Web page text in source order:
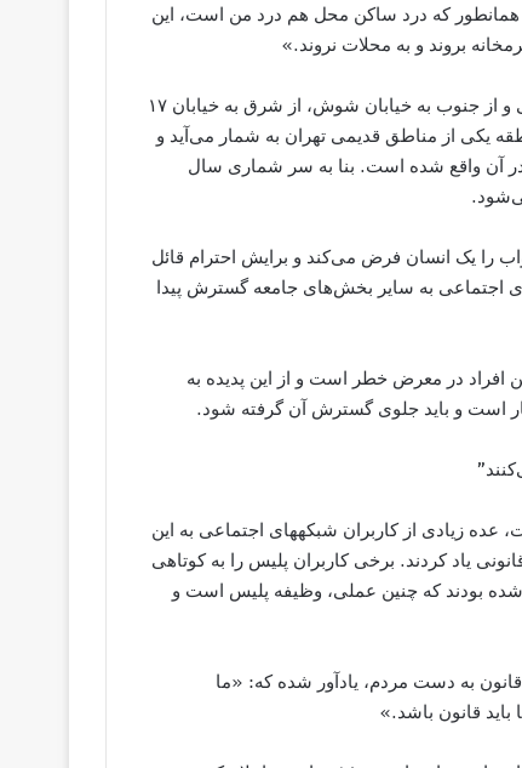
همانطور که درد ساکن محل هم درد من است، این
بروند و به محلات نروند.»
منطقه ۱۲ شهرداری تهران از سمت شمال به خیابان انقلاب اسلامی و از جنوب به خیابان شوش، از شرق به خیابان ۱۷
یکی از مناطق قدیمی تهران به شمار می‌آید و
در آن واقع شده است. بنا به سر شماری سال
را یک انسان فرض می‌کند و برایش احترام قائل
اجتماعی به سایر بخش‌های جامعه گسترش پیدا
افراد در معرض خطر است و از این پدیده به
است و باید جلوی گسترش آن گرفته شود.
زیادی از کاربران شبکه​های اجتماعی به این
یاد کردند. برخی کاربران پلیس را به کوتاهی
شده بودند که چنین عملی، وظیفه پلیس است و
به دست مردم، یادآور شده که: «ما
قانون باشد.»